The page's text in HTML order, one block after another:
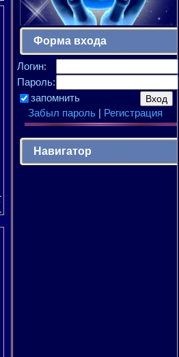
Форма входа
Логин:
Пароль:
запомнить
Забыл пароль| Регистрация
Навигатор